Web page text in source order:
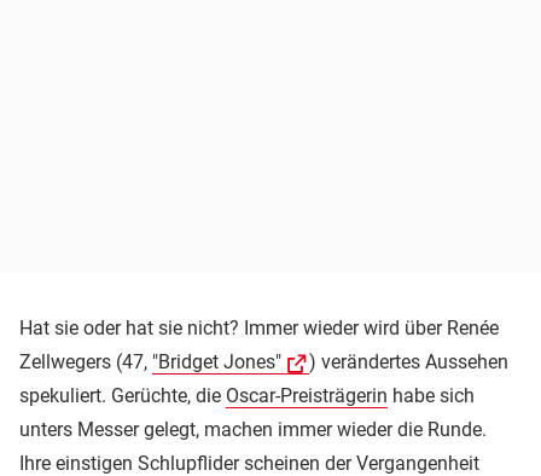
Hat sie oder hat sie nicht? Immer wieder wird über Renée
Zellwegers (47, "Bridget Jones"
) verändertes Aussehen
spekuliert. Gerüchte, die Oscar-Preisträgerin habe sich
unters Messer gelegt, machen immer wieder die Runde.
Ihre einstigen Schlupflider scheinen der Vergangenheit